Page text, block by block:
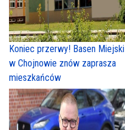
Koniec przerwy! Basen Miejski
w Chojnowie znów zaprasza
mieszkańców